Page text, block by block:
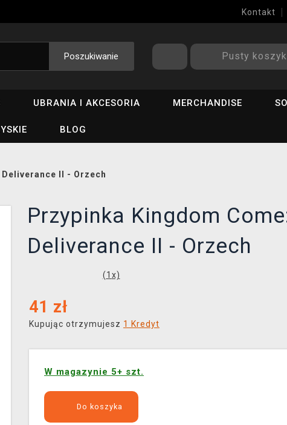
Kontakt
Poszukiwanie Pusty koszyk
UBRANIA I AKCESORIA MERCHANDISE
BLOG
II - Orzech
Przypinka Kingdom
Deliverance II - Orzech
(1 x)
41 zł
Kupując otrzymujesz 1 Kredyt
W magazynie 5+ szt.
Do koszyka